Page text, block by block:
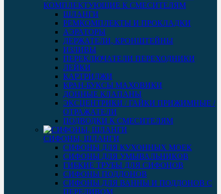
КОМПЛЕКТУЮЩИЕ К СМЕСИТЕЛЯМ
ШЛАНГИ
РЕМКОМПЛЕКТЫ И ПРОКЛАДКИ
АЭРАТОРЫ
ДЕРЖАТЕЛИ, КРОНШТЕЙНЫ
ИЗЛИВЫ
ПЕРЕКЛЮЧАТЕЛИ ПЕРЕХОДНИКИ
ЛЕЙКИ
КАРТРИДЖИ
КРАН-БУКСЫ МАХОВИКИ
ДОННЫЕ КЛАПАНЫ
ЭКСЦЕНТРИКИ / ГАЙКИ ПРИЖИМНЫЕ /
ОТРАЖАТЕЛИ
ПОДВОДКИ К СМЕСИТЕЛЯМ
СИФОНЫ, ШЛАНГИ
СИФОНЫ ДЛЯ КУХОННЫХ МОЕК
СИФОНЫ ДЛЯ УМЫВАЛЬНИКОВ
ГИБКИЕ ТРУБЫ ДЛЯ СИФОНОВ
СИФОНЫ ПОДДОНОВ
СИФОНЫ ДЛЯ ВАННЫ И ПОДДОНОВ С
ПЕРЕЛИВОМ